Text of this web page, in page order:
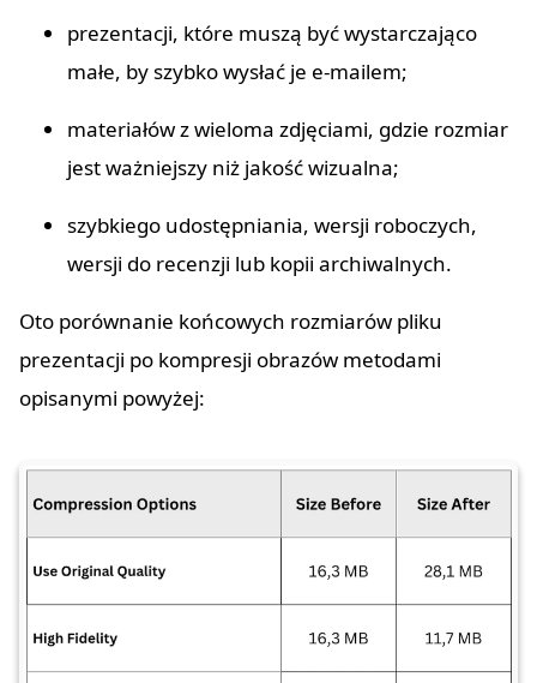
prezentacji, które muszą być wystarczająco
małe, by szybko wysłać je e-mailem;
materiałów z wieloma zdjęciami, gdzie rozmiar
jest ważniejszy niż jakość wizualna;
szybkiego udostępniania, wersji roboczych,
wersji do recenzji lub kopii archiwalnych.
Oto porównanie końcowych rozmiarów pliku
prezentacji po kompresji obrazów metodami
opisanymi powyżej: